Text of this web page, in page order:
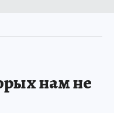
нам не